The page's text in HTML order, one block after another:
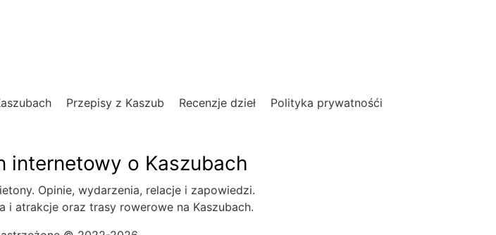
Przepisy z Kaszub Recenzje dzieł Polityka prywatnośći
internetowy o Kaszubach
Opinie, wydarzenia, relacje i zapowiedzi.
i atrakcje oraz trasy rowerowe na Kaszubach.